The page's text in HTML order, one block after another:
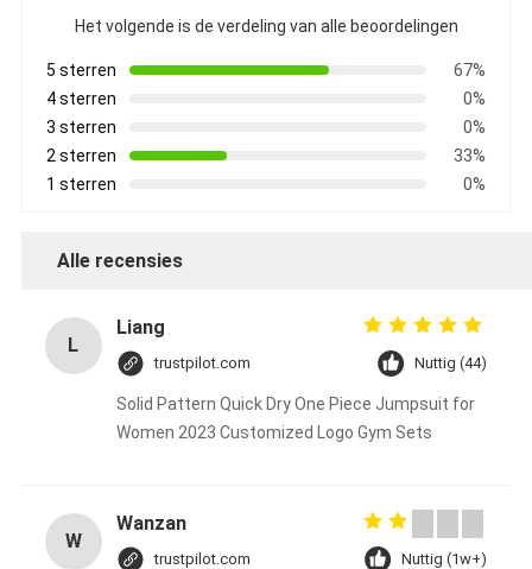
Het volgende is de verdeling van alle beoordelingen
5 sterren
67%
4 sterren
0%
3 sterren
0%
2 sterren
33%
1 sterren
0%
Alle recensies
L
Liang
trustpilot.com Nuttig (44)
Solid Pattern Quick Dry One Piece Jumpsuit for
Women 2023 Customized Logo Gym Sets
W
Wanzan
trustpilot.com Nuttig (1w+)